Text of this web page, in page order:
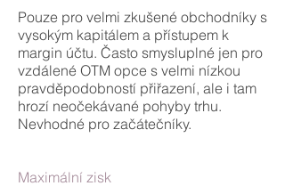
Pouze pro velmi zkušené obchodníky s
vysokým kapitálem a přístupem k
margin účtu. Často smysluplné jen pro
vzdálené OTM opce s velmi nízkou
pravděpodobností přiřazení, ale i tam
hrozí neočekávané pohyby trhu.
Nevhodné pro začátečníky.
Maximální zisk